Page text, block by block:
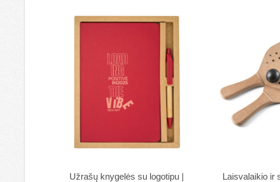
Užrašų knygelės su logotipu |
Laisvalaikio ir